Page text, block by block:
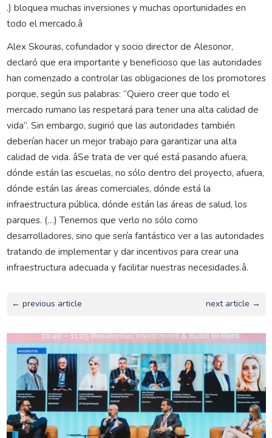
.) bloquea muchas inversiones y muchas oportunidades en
todo el mercado.â
Alex Skouras, cofundador y socio director de Alesonor,
declaró que era importante y beneficioso que las autoridades
han comenzado a controlar las obligaciones de los promotores
porque, según sus palabras: “Quiero creer que todo el
mercado rumano las respetará para tener una alta calidad de
vida”. Sin embargo, sugirió que las autoridades también
deberían hacer un mejor trabajo para garantizar una alta
calidad de vida. âSe trata de ver qué está pasando afuera,
dónde están las escuelas, no sólo dentro del proyecto, afuera,
dónde están las áreas comerciales, dónde está la
infraestructura pública, dónde están las áreas de salud, los
parques. (…) Tenemos que verlo no sólo como
desarrolladores, sino que sería fantástico ver a las autoridades
tratando de implementar y dar incentivos para crear una
infraestructura adecuada y facilitar nuestras necesidades.â.
← previous article next article →